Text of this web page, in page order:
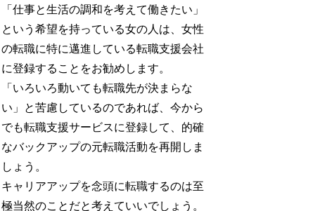
「仕事と生活の調和を考えて働きたい」
という希望を持っている女の人は、女性
の転職に特に邁進している転職支援会社
に登録することをお勧めします。
「いろいろ動いても転職先が決まらな
い」と苦慮しているのであれば、今から
でも転職支援サービスに登録して、的確
なバックアップの元転職活動を再開しま
しょう。
キャリアアップを念頭に転職するのは至
極当然のことだと考えていいでしょう。